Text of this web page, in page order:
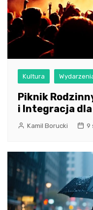
Kultura
Piknik
i Integracja dla
Kamil Borucki 9